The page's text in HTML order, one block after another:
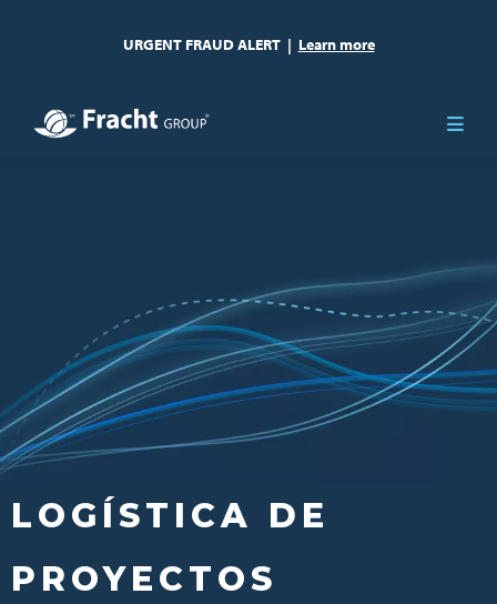
URGENT FRAUD ALERT | Learn more
LOGÍSTICA DE
PROYECTOS